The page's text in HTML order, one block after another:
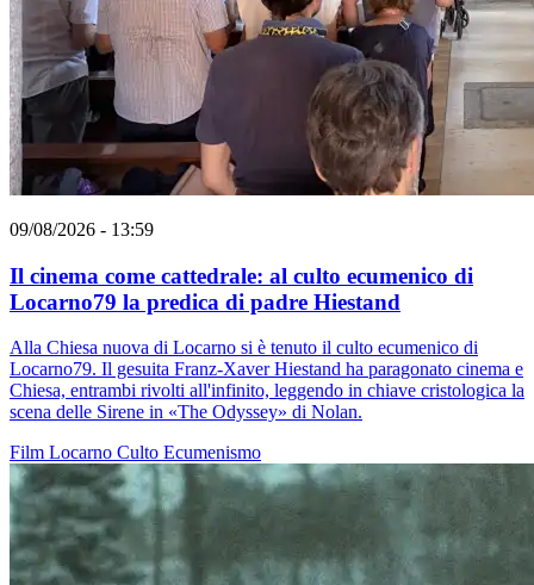
09/08/2026 - 13:59
Il cinema come cattedrale: al culto ecumenico di
Locarno79 la predica di padre Hiestand
Alla Chiesa nuova di Locarno si è tenuto il culto ecumenico di
Locarno79. Il gesuita Franz-Xaver Hiestand ha paragonato cinema e
Chiesa, entrambi rivolti all'infinito, leggendo in chiave cristologica la
scena delle Sirene in «The Odyssey» di Nolan.
Film Locarno Culto Ecumenismo